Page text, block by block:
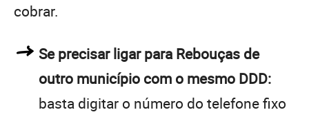
cobrar.
Se precisar ligar para Rebouças de
outro município com o mesmo DDD:
basta digitar o número do telefone fixo